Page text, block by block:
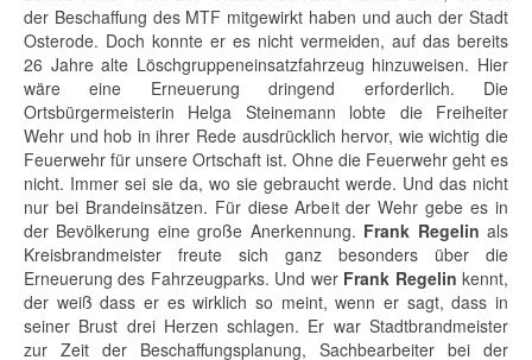
der Beschaffung des MTF mitgewirkt haben und auch der Stadt
Osterode. Doch konnte er es nicht vermeiden, auf das bereits
26 Jahre alte Löschgruppeneinsatzfahrzeug hinzuweisen. Hier
wäre eine Erneuerung dringend erforderlich. Die
Ortsbürgermeisterin Helga Steinemann lobte die Freiheiter
Wehr und hob in ihrer Rede ausdrücklich hervor, wie wichtig die
Feuerwehr für unsere Ortschaft ist. Ohne die Feuerwehr geht es
nicht. Immer sei sie da, wo sie gebraucht werde. Und das nicht
nur bei Brandeinsätzen. Für diese Arbeit der Wehr gebe es in
der Bevölkerung eine große Anerkennung. Frank Regelinals
Kreisbrandmeister freute sich ganz besonders über die
Erneuerung des Fahrzeugparks. Und wer Frank Regelin kennt,
der weiß dass er es wirklich so meint, wenn er sagt, dass in
seiner Brust drei Herzen schlagen. Er war Stadtbrandmeister
zur Zeit der Beschaffungsplanung, Sachbearbeiter bei der